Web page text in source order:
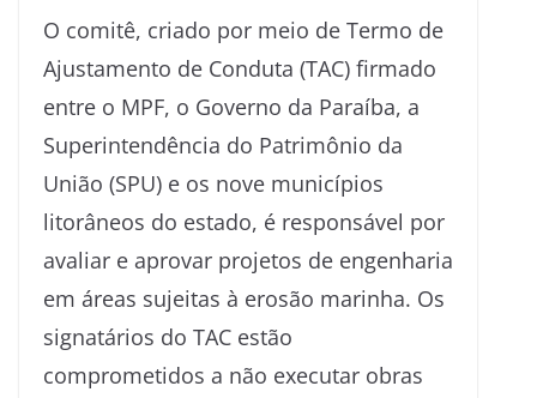
O comitê, criado por meio de Termo de
Ajustamento de Conduta (TAC) firmado
entre o MPF, o Governo da Paraíba, a
Superintendência do Patrimônio da
União (SPU) e os nove municípios
litorâneos do estado, é responsável por
avaliar e aprovar projetos de engenharia
em áreas sujeitas à erosão marinha. Os
signatários do TAC estão
comprometidos a não executar obras